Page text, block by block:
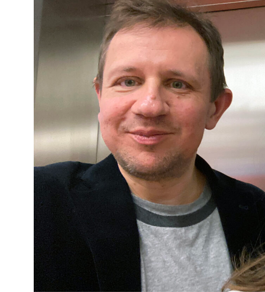
Kviss
Podden
Anmäl till
Föreslå
Annonsera
Läs
Press